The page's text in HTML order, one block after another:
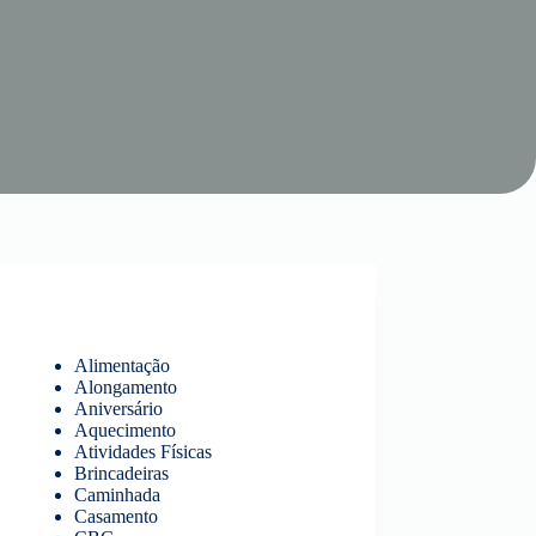
Alimentação
Alongamento
Aniversário
Aquecimento
Atividades Físicas
Brincadeiras
Caminhada
Casamento